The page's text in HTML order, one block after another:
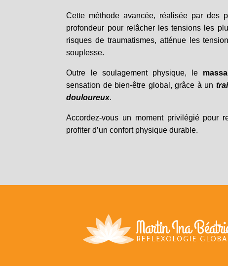
Cette méthode avancée, réalisée par des
profondeur pour relâcher les tensions les
risques de traumatismes, atténue les
souplesse.
Outre le soulagement physique, le
sensation de bien-être global, grâce à un
douloureux.
Accordez-vous un moment privilégié pour
profiter d’un confort physique durable.